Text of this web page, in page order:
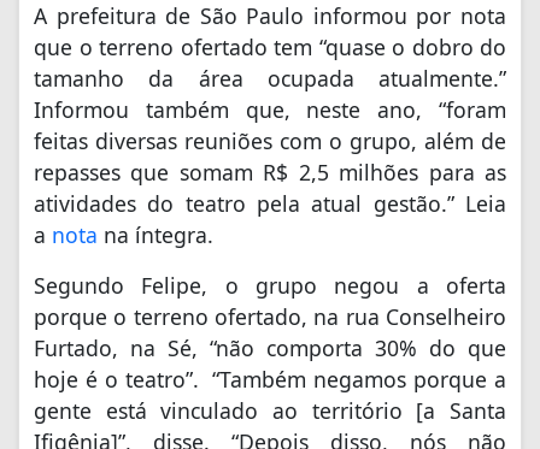
A prefeitura de São Paulo informou por nota
que o terreno ofertado tem “quase o dobro do
tamanho da área ocupada atualmente.”
Informou também que, neste ano, “foram
feitas diversas reuniões com o grupo, além de
repasses que somam R$ 2,5 milhões para as
atividades do teatro pela atual gestão.” Leia
a nota na íntegra.
Segundo Felipe, o grupo negou a oferta
porque o terreno ofertado, na rua Conselheiro
Furtado, na Sé, “não comporta 30% do que
hoje é o teatro”. “Também negamos porque a
gente está vinculado ao território [a Santa
Ifigênia]”, disse. “Depois disso, nós não